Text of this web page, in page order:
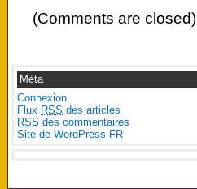
(Comments are closed)
Méta
Connexion
Flux RSS des articles
RSS des commentaires
Site de WordPress-FR